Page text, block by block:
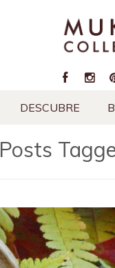
DESCUBRE
Posts